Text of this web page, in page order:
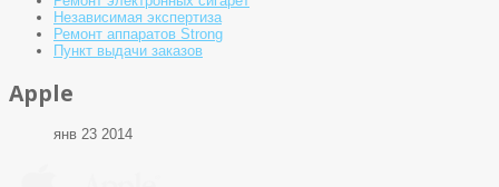
Независимая экспертиза
Ремонт аппаратов Strong
Пункт выдачи заказов
Apple
янв 23 2014